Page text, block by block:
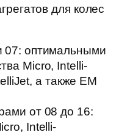
для колес
07: оптимальными
Micro, Intelli-
а также EM
от 08 до 16:
Intelli-